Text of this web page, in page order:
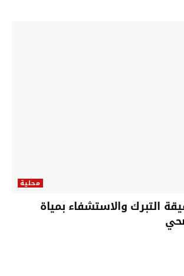
محلية
التبرك والاستشفاء بمياة